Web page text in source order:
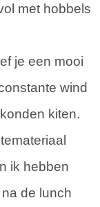
met hobbels
je een mooi
wind
kiten.
ik hebben
de lunch